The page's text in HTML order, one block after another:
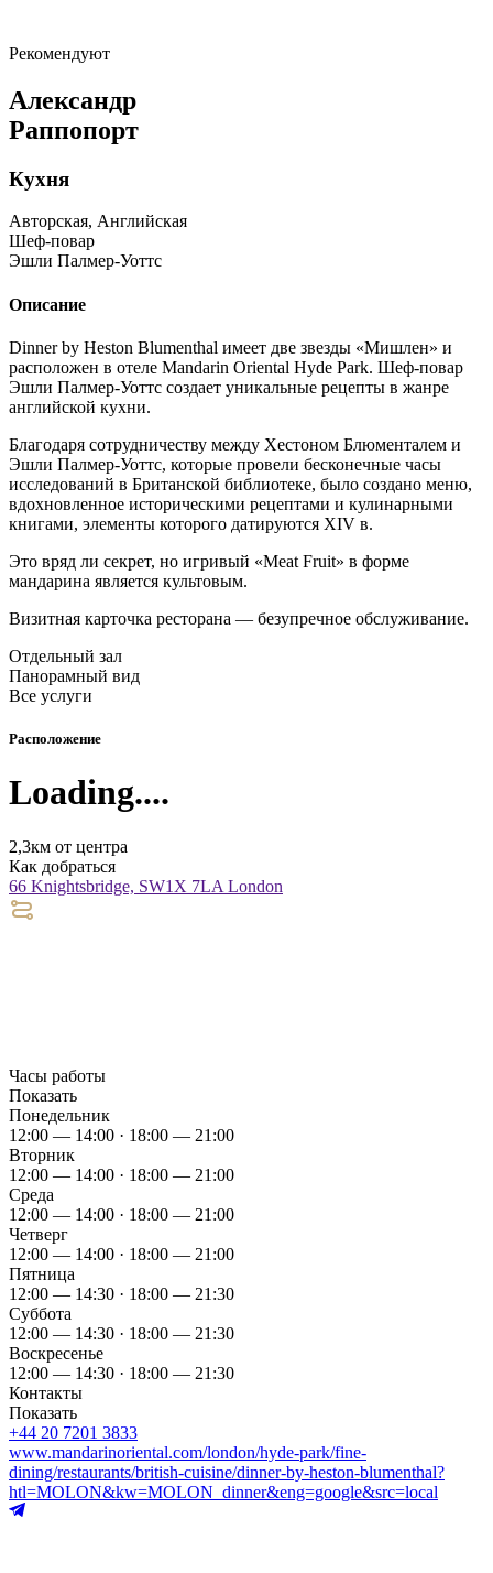
Рекомендуют
Александр
Раппопорт
Кухня
Авторская, Английская
Шеф-повар
Эшли Палмер-Уоттс
Описание
Dinner by Heston Blumenthal имеет две звезды «Мишлен» и
расположен в отеле Mandarin Oriental Hyde Park. Шеф-повар
Эшли Палмер-Уоттс создает уникальные рецепты в жанре
английской кухни.
Благодаря сотрудничеству между Хестоном Блюменталем и
Эшли Палмер-Уоттс, которые провели бесконечные часы
исследований в Британской библиотеке, было создано меню,
вдохновленное историческими рецептами и кулинарными
книгами, элементы которого датируются XIV в.
Это вряд ли секрет, но игривый «Meat Fruit» в форме
мандарина является культовым.
Визитная карточка ресторана — безупречное обслуживание.
Отдельный зал
Панорамный вид
Все услуги
Расположение
Loading....
2,3км от центра
Как добраться
66 Knightsbridge, SW1X 7LA London
Часы работы
Показать
Понедельник
12:00 — 14:00 · 18:00 — 21:00
Вторник
12:00 — 14:00 · 18:00 — 21:00
Среда
12:00 — 14:00 · 18:00 — 21:00
Четверг
12:00 — 14:00 · 18:00 — 21:00
Пятница
12:00 — 14:30 · 18:00 — 21:30
Суббота
12:00 — 14:30 · 18:00 — 21:30
Воскресенье
12:00 — 14:30 · 18:00 — 21:30
Контакты
Показать
+44 20 7201 3833
www.mandarinoriental.com/london/hyde-park/fine-
dining/restaurants/british-cuisine/dinner-by-heston-blumenthal?
htl=MOLON&kw=MOLON_dinner&eng=google&src=local